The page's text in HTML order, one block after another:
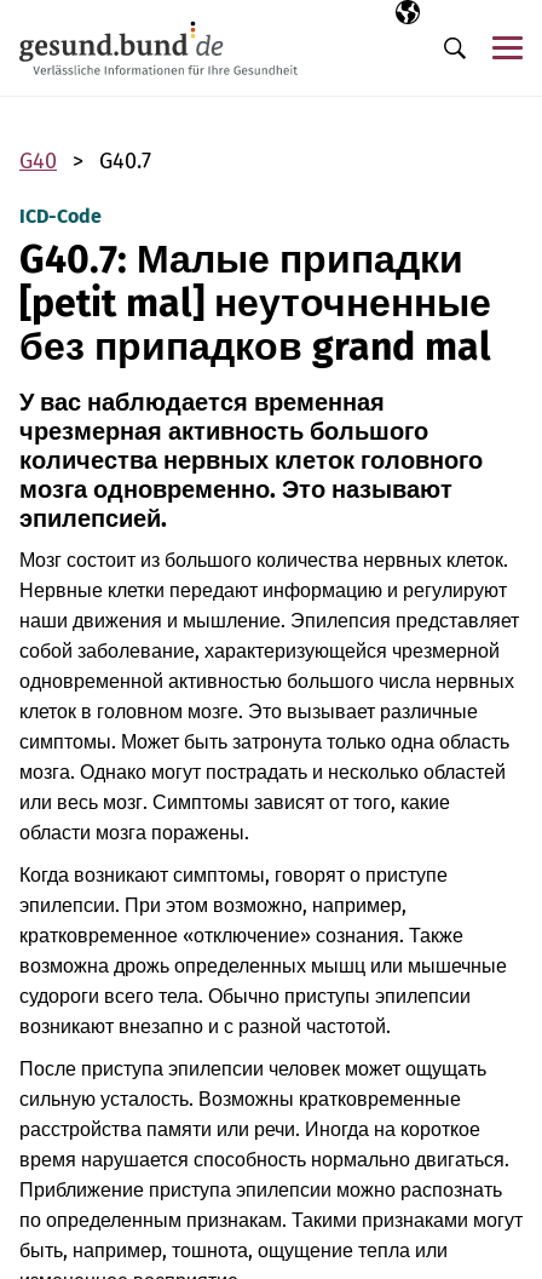
Выбранный
RU
Поиск
G40 G40.7
ICD-Code
G40.7: Малые припадки
[petit mal] неуточненные
без припадков grand mal
У вас наблюдается временная
чрезмерная активность большого
количества нервных клеток головного
мозга одновременно. Это называют
эпилепсией.
Мозг состоит из большого количества нервных клеток.
Нервные клетки передают информацию и регулируют
наши движения и мышление. Эпилепсия представляет
собой заболевание, характеризующейся чрезмерной
одновременной активностью большого числа нервных
клеток в головном мозге. Это вызывает различные
симптомы. Может быть затронута только одна область
мозга. Однако могут пострадать и несколько областей
или весь мозг. Симптомы зависят от того, какие
области мозга поражены.
Когда возникают симптомы, говорят о приступе
эпилепсии. При этом возможно, например,
кратковременное «отключение» сознания. Также
возможна дрожь определенных мышц или мышечные
судороги всего тела. Обычно приступы эпилепсии
возникают внезапно и с разной частотой.
После приступа эпилепсии человек может ощущать
сильную усталость. Возможны кратковременные
расстройства памяти или речи. Иногда на короткое
время нарушается способность нормально двигаться.
Приближение приступа эпилепсии можно распознать
по определенным признакам. Такими признаками могут
быть, например, тошнота, ощущение тепла или